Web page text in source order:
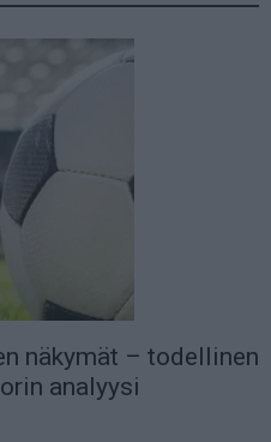
näkymät – todellinen
analyysi